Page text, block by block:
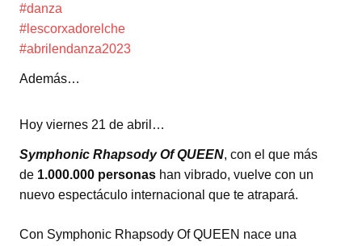
#danza
#lescorxadorelche
#abrilendanza2023
Además…
Hoy viernes 21 de abril…
Symphonic Rhapsody Of QUEEN, con el que más
de 1.000.000 personas han vibrado, vuelve con un
nuevo espectáculo internacional que te atrapará.
Con Symphonic Rhapsody Of QUEEN nace una